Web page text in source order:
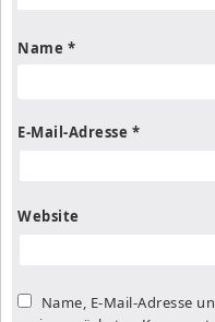
Name *
E-Mail-Adresse *
Website
Name, E-Mail-Adresse